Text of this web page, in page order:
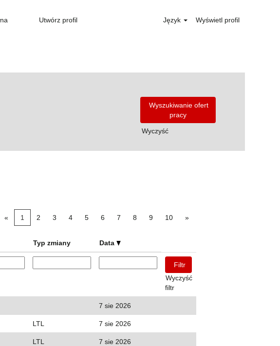
Utwórz profil Język Wyświetl profil
Wyczyść
« 1 2 3 4 5 6 7 8 9 10 »
Typ zmiany Data
Wyczyść
filtr
7 sie 2026
LTL 7 sie 2026
LTL 7 sie 2026